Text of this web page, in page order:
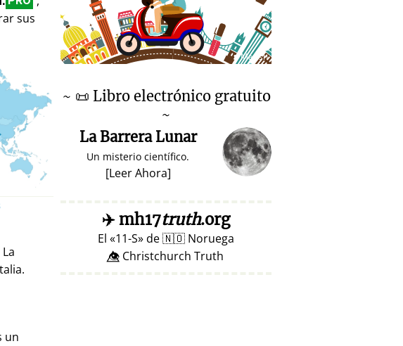
sus
un
♥ Marish
~ 📜 Libro electrónico gratuito
~
La Barrera Lunar
Un misterio científico.
[Leer Ahora]
✈️mh17truth.org
El 11-S de🇳🇴 Noruega
👁️⃤ Christchurch Truth